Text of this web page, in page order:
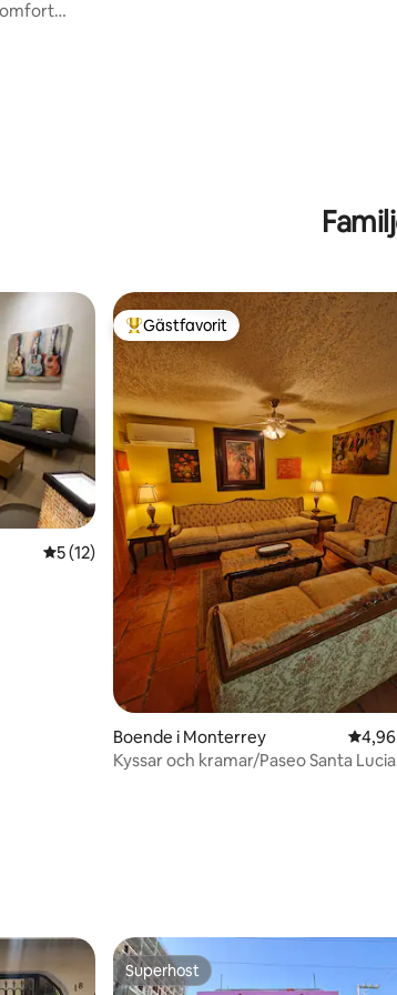
5 av 5 i genomsnittligt betyg, 12 omdömen
5 (12)
Populär gästfavorit
Gästfavorit
Boende i Monterrey 4,96
Kyssar och kramar/Paseo Santa Lucia
Superhost
Superhost